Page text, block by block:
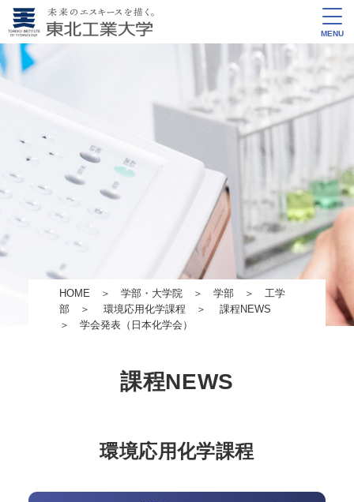
MENU
HOME ＞ 学部・大学院＞ 学部＞ 工学
部＞ 環境応用化学課程 ＞
課程NEWS
＞ 学会発表（日本化学会）
課程NEWS
環境応用化学課程